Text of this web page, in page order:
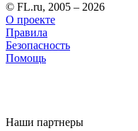
© FL.ru, 2005 – 2026
О проекте
Правила
Безопасность
Помощь
Наши партнеры